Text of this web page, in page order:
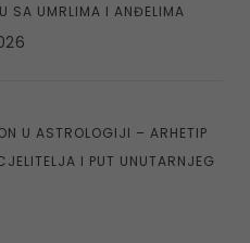
SA UMRLIMA I ANĐELIMA
U ASTROLOGIJI – ARHETIP
I PUT UNUTARNJEG